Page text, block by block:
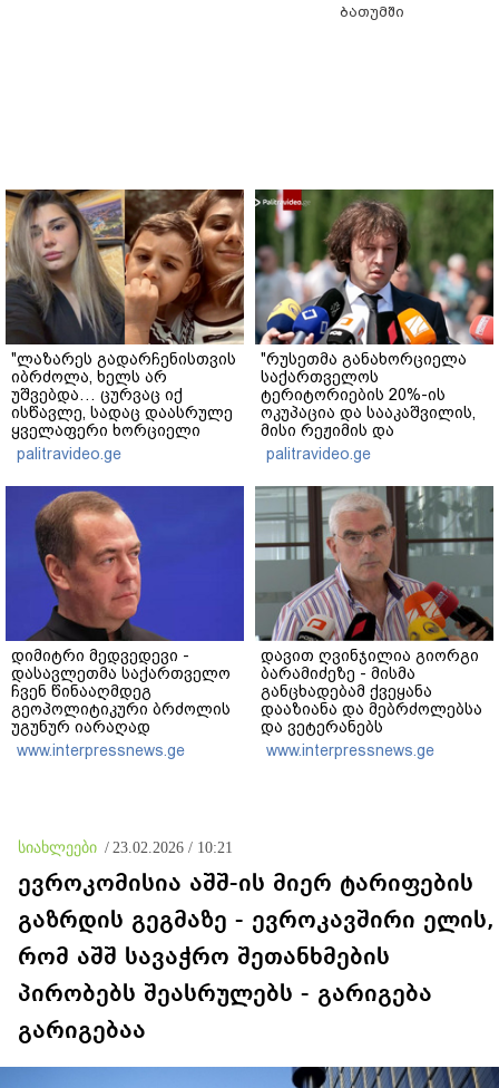
ბათუმში
"ლაზარეს გადარჩენისთვის
იბრძოლა, ხელს არ
უშვებდა… ცურვაც იქ
ისწავლე, სადაც დაასრულე
ყველაფერი ხორციელი
ცხოვრებიდან" – რას წერს
ხობში დაღუპული დედა-
შვილის ახლობელი?
palitravideo.ge
"რუსეთმა განახორციელა
საქართველოს
ტერიტორიების 20%-ის
ოკუპაცია და სააკაშვილის,
მისი რეჟიმის და
"ნაცმოძრაობის" ღალატი
ვერანაირად ვერ
გადაფარავს ამ
დანაშაულს" - ირაკლი
კობახიძე
palitravideo.ge
დიმიტრი მედვედევი -
დასავლეთმა საქართველო
ჩვენ წინააღმდეგ
გეოპოლიტიკური ბრძოლის
უგუნურ იარაღად
გამოიყენა იმ მომენტში,
როდესაც ეს მისთვის
www.interpressnews.ge
დავით ღვინჯილია გიორგი
ბარამიძეზე - მისმა
განცხადებამ ქვეყანა
დააზიანა და მებრძოლებსა
და ვეტერანებს
შეურაცხყოფა მიაყენა
www.interpressnews.ge
სიახლეები / 23.02.2026 / 10:21
ევროკომისია აშშ-ის მიერ ტარიფების
გაზრდის გეგმაზე - ევროკავშირი ელის,
რომ აშშ სავაჭრო შეთანხმების
პირობებს შეასრულებს - გარიგება
გარიგებაა